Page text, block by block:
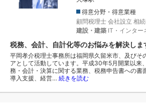
得意分野・得意業種
顧問税理士 会社設立 相
建設・建築 IT・インター
税務、会計、自計化等のお悩みを解決しま
平岡孝介税理士事務所は福岡県久留米市、及びそ
アとして活動しています。平成30年5月開業以来
務・会計・決算に関する業務、税務申告書への書
導入支援、経営… 続きを読む